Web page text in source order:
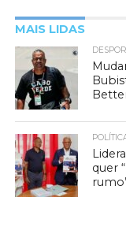
MAIS LIDAS
quer